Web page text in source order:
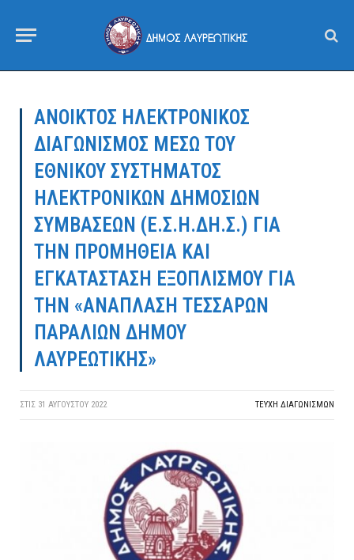
ΑΝΟΙΚΤΟΣ ΗΛΕΚΤΡΟΝΙΚΟΣ
ΔΙΑΓΩΝΙΣΜΟΣ ΜΕΣΩ ΤΟΥ
ΕΘΝΙΚΟΥ ΣΥΣΤΗΜΑΤΟΣ
ΗΛΕΚΤΡΟΝΙΚΩΝ ΔΗΜΟΣΙΩΝ
ΣΥΜΒΑΣΕΩΝ (Ε.Σ.Η.ΔΗ.Σ.) ΓΙΑ
ΤΗΝ ΠΡΟΜΗΘΕΙΑ ΚΑΙ
ΕΓΚΑΤΑΣΤΑΣΗ ΕΞΟΠΛΙΣΜΟΥ ΓΙΑ
ΤΗΝ «ΑΝΑΠΛΑΣΗ ΤΕΣΣΑΡΩΝ
ΠΑΡΑΛΙΩΝ ΔΗΜΟΥ
ΛΑΥΡΕΩΤΙΚΗΣ»
ΣΤΙΣ 31 ΑΥΓΟΎΣΤΟΥ 2022 ΤΕΎΧΗ ΔΙΑΓΩΝΙΣΜΏΝ